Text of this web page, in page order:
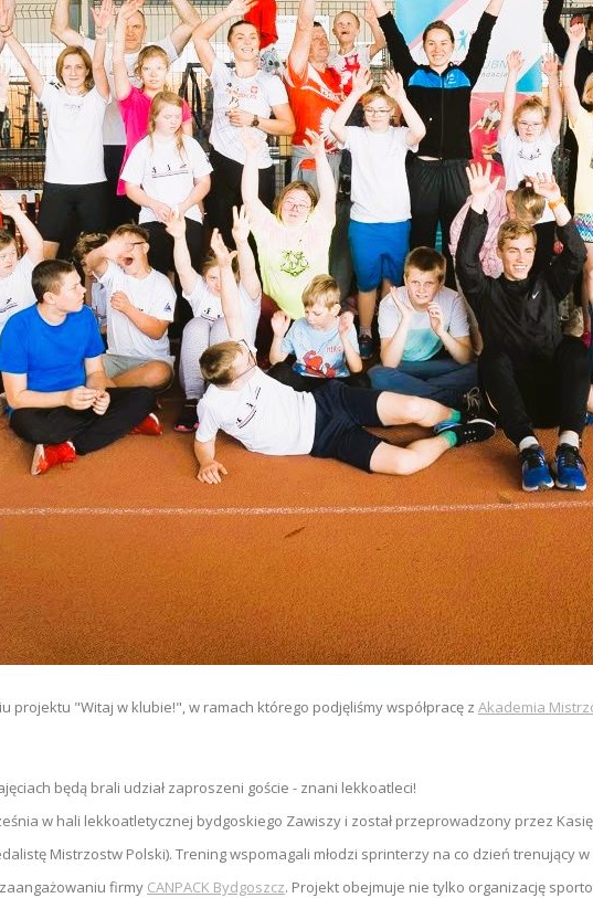
projektu "Witaj w klubie!", w ramach którego podjęliśmy współpracę z Akademia
będą brali udział zaproszeni goście - znani lekkoatleci!
w hali lekkoatletycznej bydgoskiego Zawiszy i został przeprowadzony przez
Mistrzostw Polski). Trening wspomagali młodzi sprinterzy na co dzień trenujący w
firmy CANPACK Bydgoszcz. Projekt obejmuje nie tylko organizację